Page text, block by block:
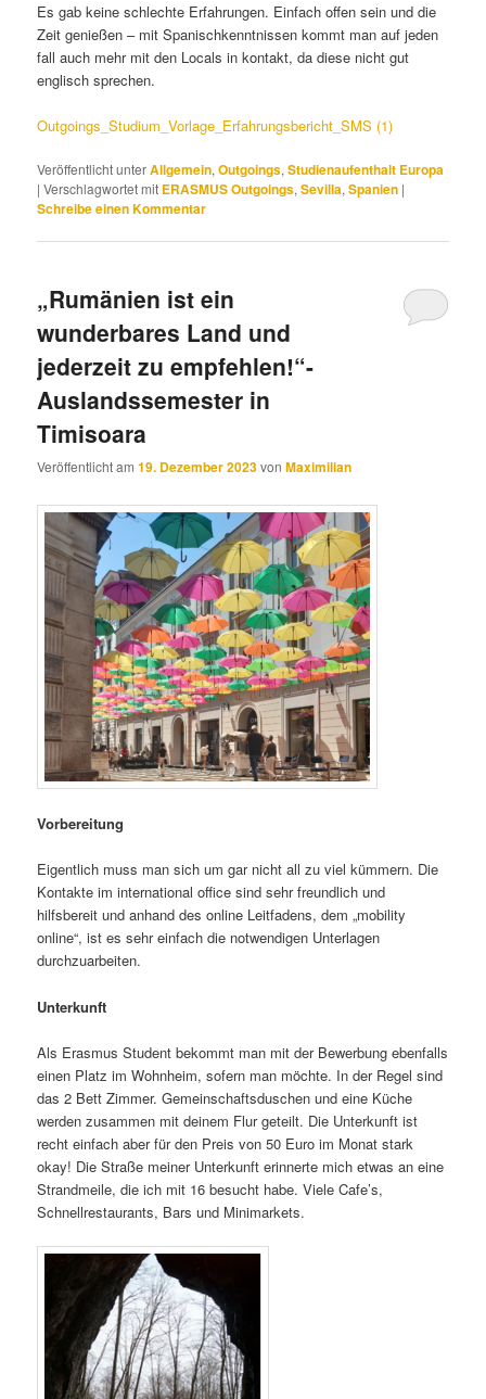
Es gab keine schlechte Erfahrungen. Einfach offen sein und die
Zeit genießen – mit Spanischkenntnissen kommt man auf jeden
fall auch mehr mit den Locals in kontakt, da diese nicht gut
englisch sprechen.
Outgoings_Studium_Vorlage_Erfahrungsbericht_SMS (1)
Veröffentlicht unterAllgemein,Outgoings,Studienaufenthalt Europa
|Verschlagwortet mit ERASMUS Outgoings,Sevilla,Spanien |
Schreibe einen Kommentar
„Rumänien ist ein
wunderbares Land und
jederzeit zu empfehlen!“-
Auslandssemester in
Timisoara
Veröffentlicht am19. Dezember 2023vonMaximilian
Vorbereitung
Eigentlich muss man sich um gar nicht all zu viel kümmern. Die
Kontakte im international office sind sehr freundlich und
hilfsbereit und anhand des online Leitfadens, dem „mobility
online“, ist es sehr einfach die notwendigen Unterlagen
durchzuarbeiten.
Unterkunft
Als Erasmus Student bekommt man mit der Bewerbung ebenfalls
einen Platz im Wohnheim, sofern man möchte. In der Regel sind
das 2 Bett Zimmer. Gemeinschaftsduschen und eine Küche
werden zusammen mit deinem Flur geteilt. Die Unterkunft ist
recht einfach aber für den Preis von 50 Euro im Monat stark
okay! Die Straße meiner Unterkunft erinnerte mich etwas an eine
Strandmeile, die ich mit 16 besucht habe. Viele Cafe’s,
Schnellrestaurants, Bars und Minimarkets.